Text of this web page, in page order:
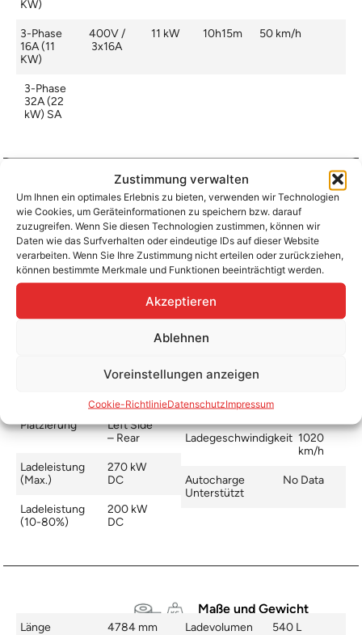
Zustimmung verwalten
Um Ihnen ein optimales Erlebnis zu bieten, verwenden wir Technologien
wie Cookies, um Geräteinformationen zu speichern bzw. darauf
zuzugreifen. Wenn Sie diesen Technologien zustimmen, können wir
Daten wie das Surfverhalten oder eindeutige IDs auf dieser Website
verarbeiten. Wenn Sie Ihre Zustimmung nicht erteilen oder zurückziehen,
können bestimmte Merkmale und Funktionen beeinträchtigt werden.
Akzeptieren
Ablehnen
Voreinstellungen anzeigen
Cookie-RichtlinieDatenschutzImpressum
KW)
3-Phase
16A (11
KW)
400V /
3x16A
11 kW 10h15m 50 km/h
3-Phase
32A (22
kW) SA
Aufladen zu Hause / am Fahrtziel
Ladeanschluss Type 2
Platzierung
Left Side
– Rear
Ladezeit (0-
>490 Km)
10h15m
Ladegeschwindigkeit50 km/h
Schnellladen
Platzierung
Left Side
– Rear
Ladeleistung
(max.)
270 kW
DC
Ladeleistung
(10-80%)
200 kW
DC
>392 Km)
Ladegeschwindigkeit 1020
km/h
Autocharge
Unterstützt
No Data
Maße und Gewicht
Länge 4784 mm Ladevolumen 540 L